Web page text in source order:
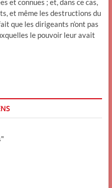
et même les destructions du
que les dirigeants n’ont pas
le pouvoir leur avait